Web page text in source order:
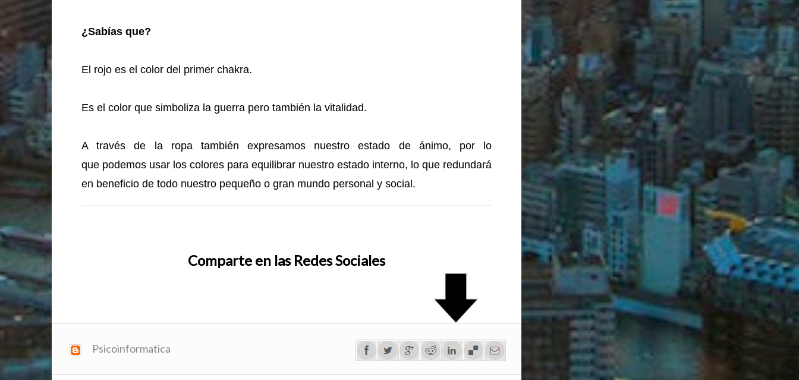
¿Sabías que?
El rojo es el color del primer chakra.
Es el color que simboliza la guerra pero también la vitalidad.
A través de la ropa también expresamos nuestro estado de ánimo, por lo
que podemos usar los colores para equilibrar nuestro estado interno, lo que redundará
en beneficio de todo nuestro pequeño o gran mundo personal y social.
Comparte en las Redes Sociales
Psicoinformatica